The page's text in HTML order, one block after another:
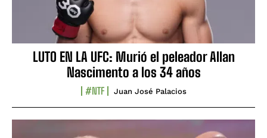
LUTO EN LA UFC: Murió el peleador Allan
Nascimento a los 34 años
#NTF Juan José Palacios